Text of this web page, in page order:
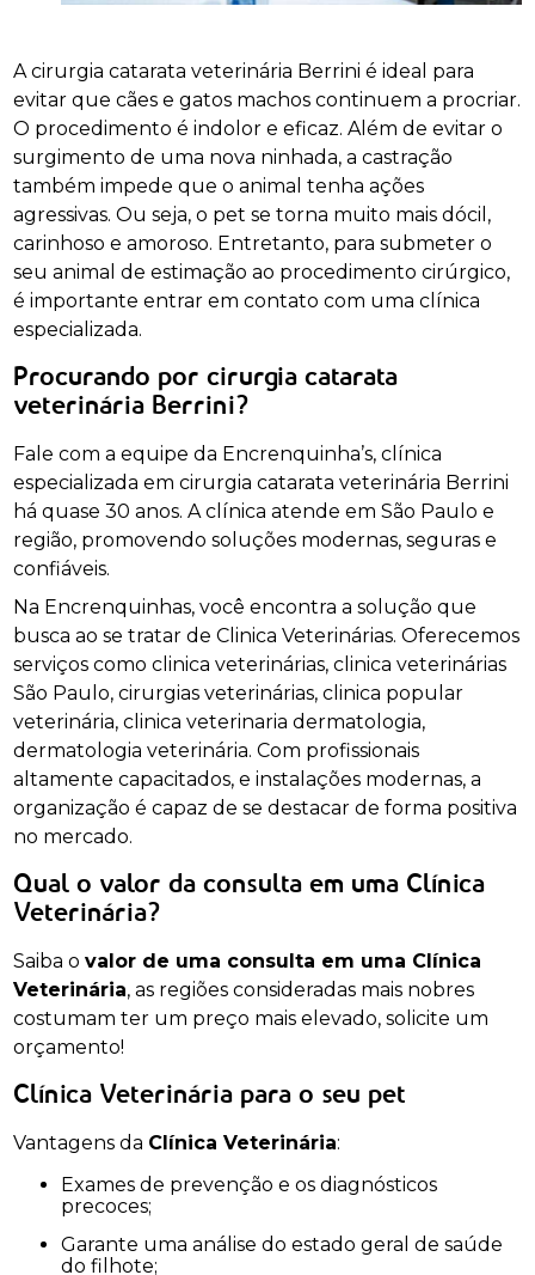
A cirurgia catarata veterinária Berrini é ideal para
evitar que cães e gatos machos continuem a procriar.
O procedimento é indolor e eficaz. Além de evitar o
surgimento de uma nova ninhada, a castração
também impede que o animal tenha ações
agressivas. Ou seja, o pet se torna muito mais dócil,
carinhoso e amoroso. Entretanto, para submeter o
seu animal de estimação ao procedimento cirúrgico,
é importante entrar em contato com uma clínica
especializada.
Procurando por cirurgia catarata
veterinária Berrini?
Fale com a equipe da Encrenquinha’s, clínica
especializada em cirurgia catarata veterinária Berrini
há quase 30 anos. A clínica atende em São Paulo e
região, promovendo soluções modernas, seguras e
confiáveis.
Na Encrenquinhas, você encontra a solução que
busca ao se tratar de Clinica Veterinárias. Oferecemos
serviços como clinica veterinárias, clinica veterinárias
São Paulo, cirurgias veterinárias, clinica popular
veterinária, clinica veterinaria dermatologia,
dermatologia veterinária. Com profissionais
altamente capacitados, e instalações modernas, a
organização é capaz de se destacar de forma positiva
no mercado.
Qual o valor da consulta em uma Clínica
Veterinária?
Saiba ovalor de uma consulta em uma Clínica
Veterinária, as regiões consideradas mais nobres
costumam ter um preço mais elevado, solicite um
orçamento!
Clínica Veterinária para o seu pet
Vantagens da Clínica Veterinária:
Exames de prevenção e os diagnósticos
precoces;
Garante uma análise do estado geral de saúde
do filhote;